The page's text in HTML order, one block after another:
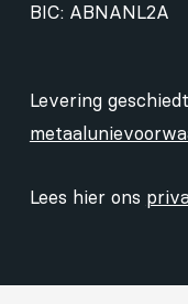
BIC: ABNANL2A
Levering
Lees hier ons